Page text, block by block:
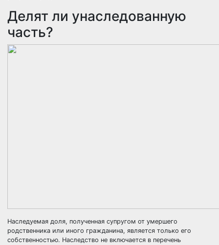
Делят ли унаследованную
часть?
Наследуемая доля, полученная супругом от умершего
родственника или иного гражданина, является только его
собственностью. Наследство не включается в перечень